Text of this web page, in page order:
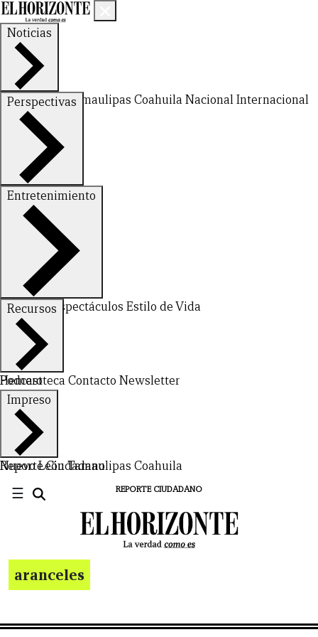
Noticias
Nuevo LeónTamaulipas Coahuila NacionalInternacional
Perspectivas
FinanzasOpinión
Entretenimiento
DeportesEspectáculos Estilo de Vida
Recursos
Hemeroteca Contacto Newsletter
Podcast
Impreso
Nuevo LeónTamaulipas Coahuila
Reporte Ciudadano
☰ REPORTE CIUDADANO
aranceles